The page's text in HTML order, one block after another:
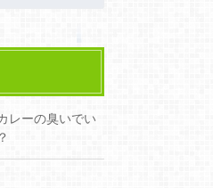
レーの臭いでい